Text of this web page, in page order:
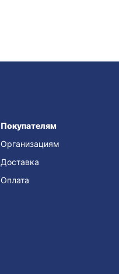
Покупателям
Организациям
Доставка
Оплата